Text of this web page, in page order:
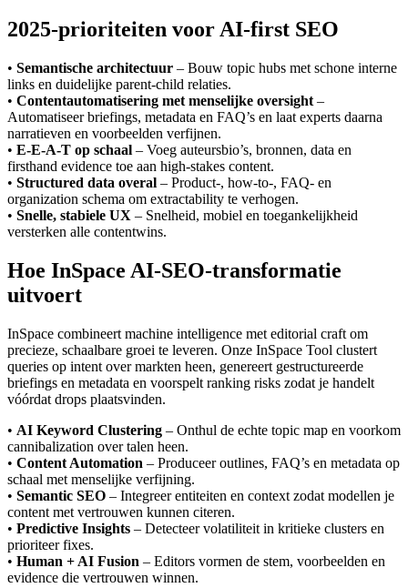
2025-prioriteiten voor AI-first SEO
• Semantische architectuur – Bouw topic hubs met schone interne
links en duidelijke parent-child relaties.
• Contentautomatisering met menselijke oversight –
Automatiseer briefings, metadata en FAQ’s en laat experts daarna
narratieven en voorbeelden verfijnen.
• E-E-A-T op schaal – Voeg auteursbio’s, bronnen, data en
firsthand evidence toe aan high-stakes content.
• Structured data overal – Product-, how-to-, FAQ- en
organization schema om extractability te verhogen.
• Snelle, stabiele UX – Snelheid, mobiel en toegankelijkheid
versterken alle contentwins.
Hoe InSpace AI-SEO-transformatie
uitvoert
InSpace combineert machine intelligence met editorial craft om
precieze, schaalbare groei te leveren. Onze InSpace Tool clustert
queries op intent over markten heen, genereert gestructureerde
briefings en metadata en voorspelt ranking risks zodat je handelt
vóórdat drops plaatsvinden.
• AI Keyword Clustering – Onthul de echte topic map en voorkom
cannibalization over talen heen.
• Content Automation – Produceer outlines, FAQ’s en metadata op
schaal met menselijke verfijning.
• Semantic SEO – Integreer entiteiten en context zodat modellen je
content met vertrouwen kunnen citeren.
• Predictive Insights – Detecteer volatiliteit in kritieke clusters en
prioriteer fixes.
• Human + AI Fusion – Editors vormen de stem, voorbeelden en
evidence die vertrouwen winnen.